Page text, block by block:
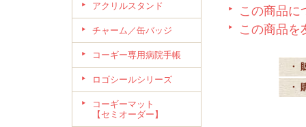
アクリルスタンド
チャーム／缶バッジ
コーギー専用病院手帳
ロゴシールシリーズ
コーギーマット
【セミオーダー】
この商品に
この商品を
・
・